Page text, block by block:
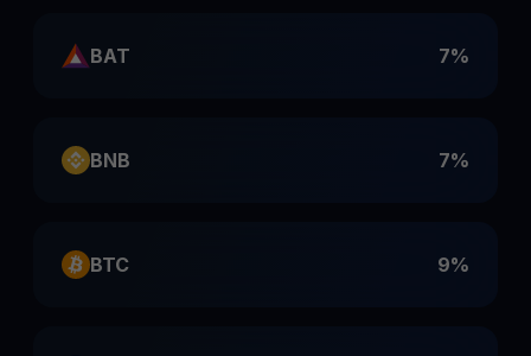
BAT 7%
BNB 7%
BTC 9%